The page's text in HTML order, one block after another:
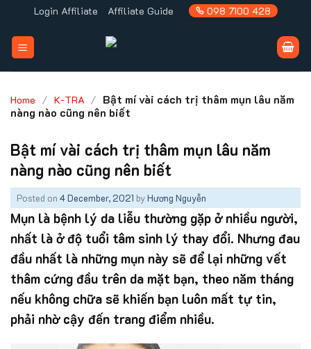
to
content
Login Affiliate Affiliate Guide 098 7100 428
Home / K-TRA / Bật mí vài cách trị thâm mụn lâu năm
nàng nào cũng nên biết
Bật mí vài cách trị thâm mụn lâu năm
nàng nào cũng nên biết
Posted on 4 December, 2021 byHương Nguyễn
Mụn là bệnh lý da liễu thường gặp ở nhiều người,
nhất là ở độ tuổi tâm sinh lý thay đổi. Nhưng đau
đầu nhất là những mụn này sẽ để lại những vết
thâm cứng đầu trên da mặt bạn, theo năm tháng
nếu không chữa sẽ khiến bạn luôn mất tự tin,
phải nhờ cậy đến trang điểm nhiều.